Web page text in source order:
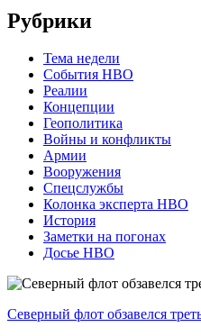
Рубрики
Тема недели
События НВО
Реалии
Концепции
Геополитика
Войны и конфликты
Армии
Вооружения
Спецслужбы
Колонка эксперта НВО
История
Заметки на погонах
Досье НВО
Северный флот обзавелся